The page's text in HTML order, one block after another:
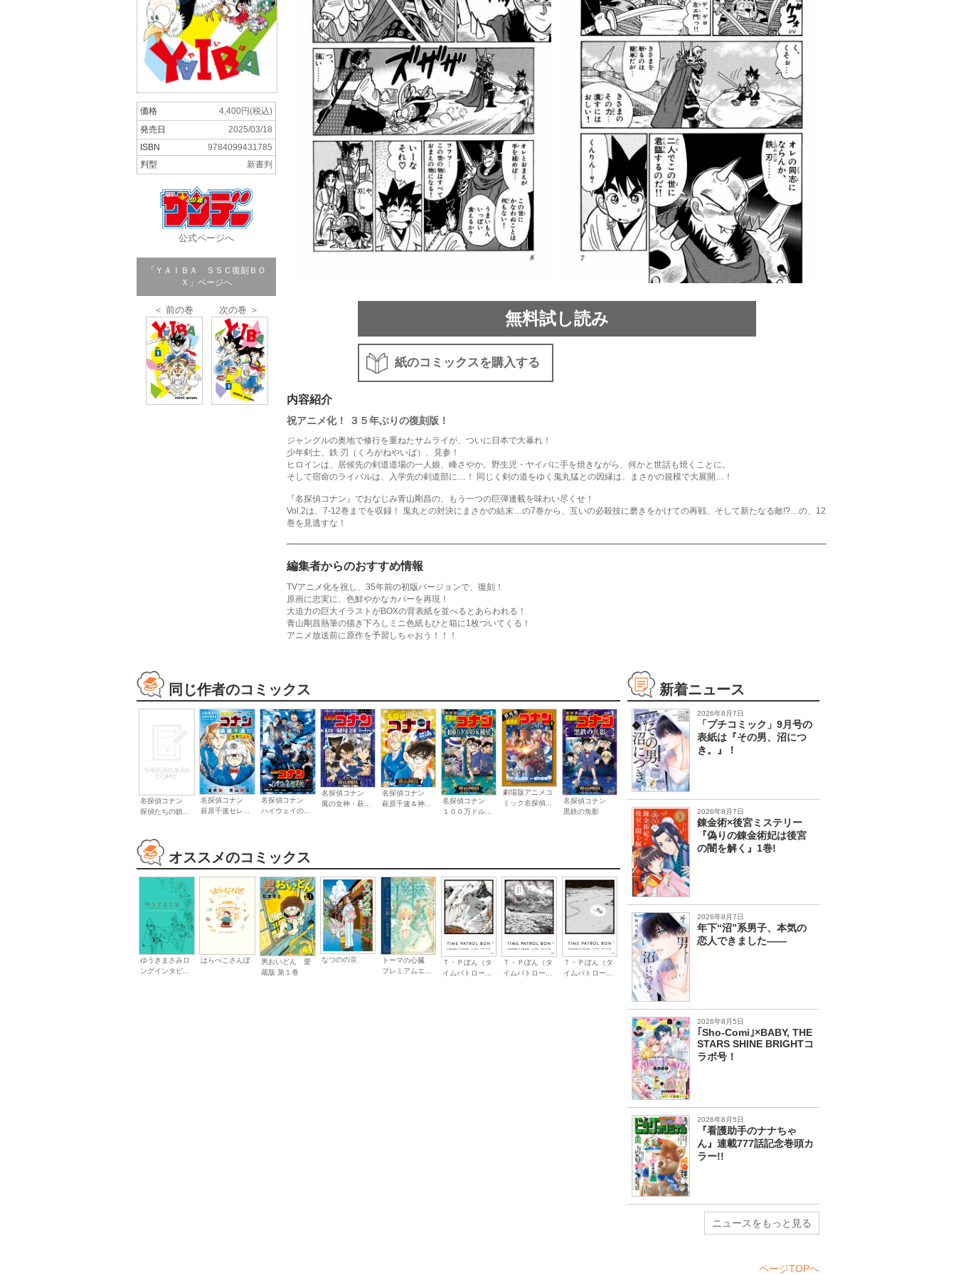
価格
4,400円(税込)
発売日
2025/03/18
ISBN
9784099431785
判型
新書判
公式ページへ
「ＹＡＩＢＡ ＳＳＣ復刻ＢＯ
Ｘ」ページへ
＜ 前の巻 次の巻 ＞ 無料試し読み
紙のコミックスを購入する
内容紹介
祝アニメ化！ ３５年ぶりの復刻版！
ジャングルの奥地で修行を重ねたサムライが、ついに日本で大暴れ！
少年剣士、鉄 刃（くろがねやいば）、見参！
ヒロインは、居候先の剣道道場の一人娘、峰さやか。野生児・ヤイバに手を焼きながら、何かと世話も焼くことに。
そして宿命のライバルは、入学先の剣道部に…！ 同じく剣の道をゆく鬼丸猛との因縁は、まさかの規模で大展開…！
『名探偵コナン』でおなじみ青山剛昌の、もう一つの巨弾連載を味わい尽くせ！
Vol.2は、7-12巻までを収録！ 鬼丸との対決にまさかの結末…の7巻から、互いの必殺技に磨きをかけての再戦、そして新たなる敵!?…の、12
巻を見逃すな！
編集者からのおすすめ情報
TVアニメ化を祝し、35年前の初版バージョンで、復刻！
原画に忠実に、色鮮やかなカバーを再現！
大迫力の巨大イラストがBOXの背表紙を並べるとあらわれる！
青山剛昌熱筆の描き下ろしミニ色紙もひと箱に1枚ついてくる！
アニメ放送前に原作を予習しちゃおう！！！
同じ作者のコミックス
名探偵コナン
探偵たちの鎮...
名探偵コナン
萩原千速セレ...
名探偵コナン
ハイウェイの...
名探偵コナン
風の女神・萩...
名探偵コナン
萩原千速＆神...
名探偵コナン
１００万ドル...
劇場版アニメコ
ミック名探偵...
名探偵コナン
黒鉄の魚影
オススメのコミックス
ゆうきまさみロ
ングインタビ...
はらぺこさんぽ
男おいどん 愛
蔵版 第１巻
なつのの京
トーマの心臓
プレミアムエ...
Ｔ・Ｐぼん（タ
イムパトロー...
Ｔ・Ｐぼん（タ
イムパトロー...
Ｔ・Ｐぼん（タ
イムパトロー...
新着ニュース
2026年8月7日
「プチコミック」9月号の
表紙は『その男、沼につ
き。』！
2026年8月7日
錬金術×後宮ミステリー
『偽りの錬金術妃は後宮
の闇を解く』1巻!
2026年8月7日
年下“沼”系男子、本気の
恋人できました――
2026年8月5日
｢Sho-Comi｣×BABY, THE
STARS SHINE BRIGHTコ
ラボ号！
2026年8月5日
『看護助手のナナちゃ
ん』連載777話記念巻頭カ
ラー!!
ニュースをもっと見る
ページTOPへ